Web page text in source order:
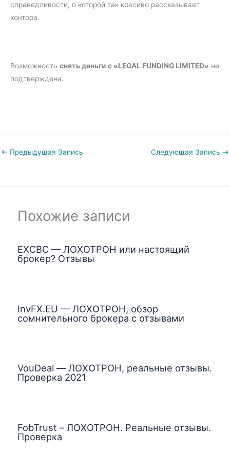
справедливости, о которой так красиво рассказывает
контора.
Возможность снять деньги с «LEGAL FUNDING LIMITED» не
подтверждена.
← Предыдущая Запись Следующая Запись →
Похожие записи
EXCBC — ЛОХОТРОН или настоящий
брокер? Отзывы
InvFX.EU — ЛОХОТРОН, обзор
сомнительного брокера с отзывами
VouDeal — ЛОХОТРОН, реальные отзывы.
Проверка 2021
FobTrust – ЛОХОТРОН. Реальные отзывы.
Проверка